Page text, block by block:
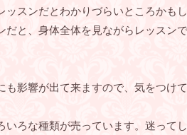
ッスンだとわかりづらいところかもし
だと、身体全体を見ながらレッスン
も影響が出て来ますので、気をつけて
いろな種類が売っています。迷って